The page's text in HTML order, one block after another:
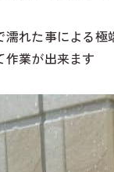
濡れた事による
作業が出来ます